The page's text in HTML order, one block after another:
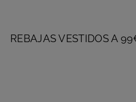
REBAJAS VESTIDOS A